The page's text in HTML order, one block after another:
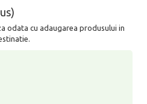
odata cu adaugarea produsului in